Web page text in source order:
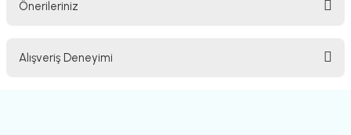
Önerileriniz
yetersiz gördüğünüz noktaları öneri formunu kullanarak tarafımıza
Alışveriş Deneyimi